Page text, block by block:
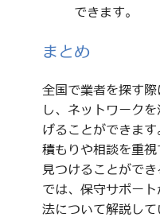
できます。
まとめ
全国で業者を探す
し、ネットワーク
げることができま
積もりや相談を重
見つけることがで
では、保守サポー
法について解説し